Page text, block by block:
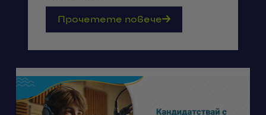
Прочетете повече